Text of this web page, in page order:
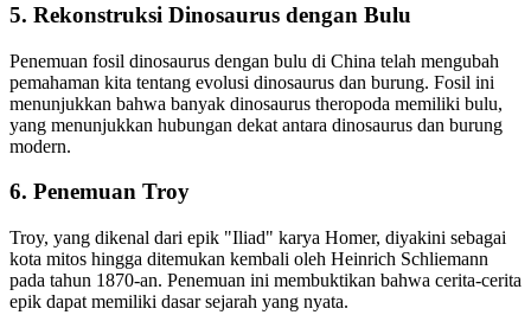
5. Rekonstruksi Dinosaurus dengan Bulu
Penemuan fosil dinosaurus dengan bulu di China telah mengubah
pemahaman kita tentang evolusi dinosaurus dan burung. Fosil ini
menunjukkan bahwa banyak dinosaurus theropoda memiliki bulu,
yang menunjukkan hubungan dekat antara dinosaurus dan burung
modern.
6. Penemuan Troy
Troy, yang dikenal dari epik "Iliad" karya Homer, diyakini sebagai
kota mitos hingga ditemukan kembali oleh Heinrich Schliemann
pada tahun 1870-an. Penemuan ini membuktikan bahwa cerita-cerita
epik dapat memiliki dasar sejarah yang nyata.